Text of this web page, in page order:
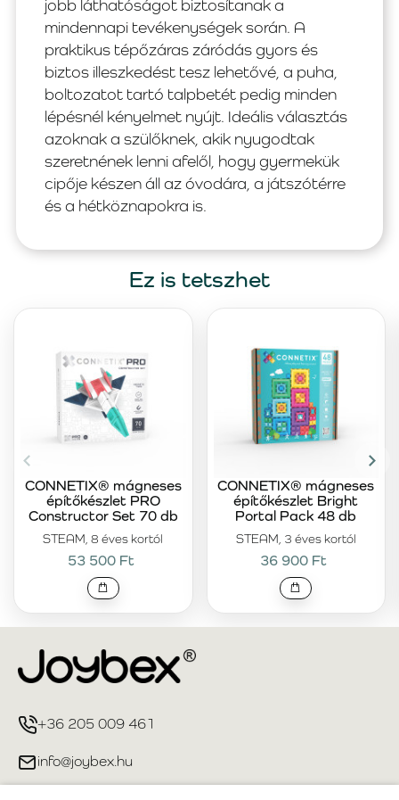
jobb láthatóságot biztosítanak a
mindennapi tevékenységek során. A
praktikus tépőzáras záródás gyors és
biztos illeszkedést tesz lehetővé, a puha,
boltozatot tartó talpbetét pedig minden
lépésnél kényelmet nyújt. Ideális választás
azoknak a szülőknek, akik nyugodtak
szeretnének lenni afelől, hogy gyermekük
cipője készen áll az óvodára, a játszótérre
és a hétköznapokra is.
Ez is tetszhet
STEAM, 8 éves kortól
CONNETIX® mágneses
építőkészlet PRO
Constructor Set 70 db
53 500 Ft
STEAM, 3 éves kortól
CONNETIX® mágneses
építőkészlet Bright
Portal Pack 48 db
36 900 Ft
+36 205 009 461
info@joybex.hu